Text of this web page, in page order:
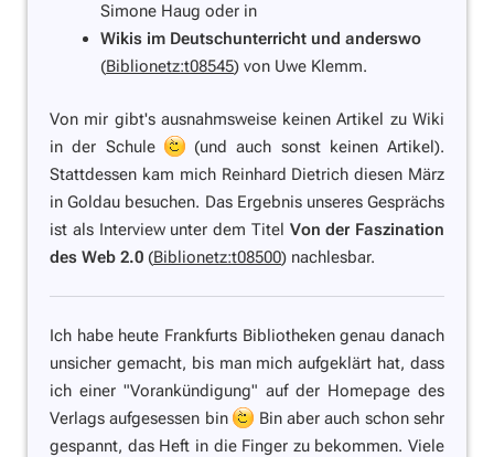
Simone Haug oder in
Wikis im Deutschunterricht und anderswo
(Biblionetz:t08545) von Uwe Klemm.
Von mir gibt's ausnahmsweise keinen Artikel zu Wiki
in der Schule
(und auch sonst keinen Artikel).
Stattdessen kam mich Reinhard Dietrich diesen März
in Goldau besuchen. Das Ergebnis unseres Gesprächs
ist als Interview unter dem Titel Von der Faszination
des Web 2.0 (Biblionetz:t08500) nachlesbar.
Ich habe heute Frankfurts Bibliotheken genau danach
unsicher gemacht, bis man mich aufgeklärt hat, dass
ich einer "Vorankündigung" auf der Homepage des
Verlags aufgesessen bin
Bin aber auch schon sehr
gespannt, das Heft in die Finger zu bekommen. Viele